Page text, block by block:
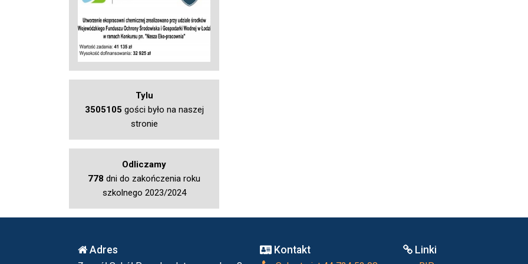
Tylu
3505105 gości było na naszej
stronie
Odliczamy
778 dni do zakończenia roku
szkolnego 2023/2024
Adres Kontakt Linki